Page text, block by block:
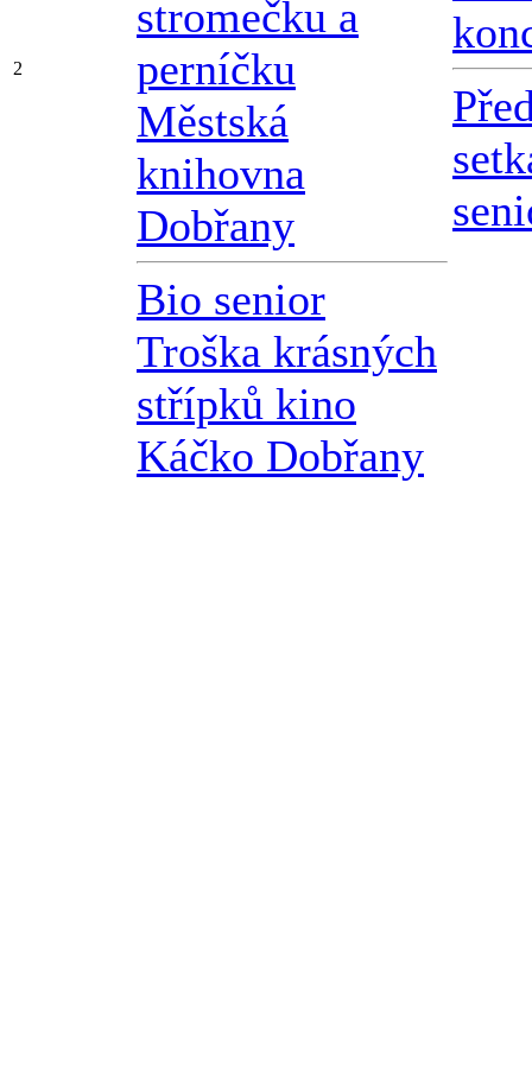
2
stromečku a
perníčku
Městská
knihovna
Dobřany
Bio senior
Troška krásných
střípků kino
Káčko Dobřany